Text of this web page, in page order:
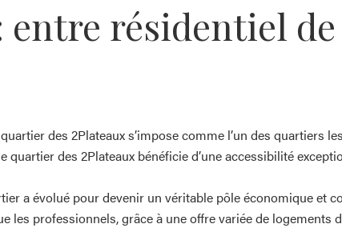
entre résidentiel
des 2Plateaux s’impose comme l’un des quartiers
des 2Plateaux bénéficie d’une accessibilité
a évolué pour devenir un véritable pôle économique et
les professionnels, grâce à une offre variée de logements